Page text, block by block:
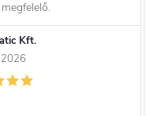
Kft.